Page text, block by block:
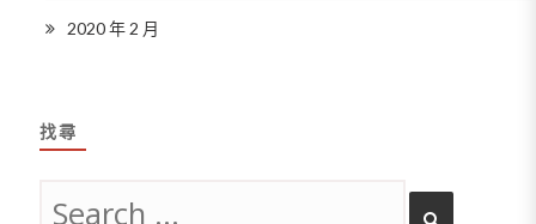
2020 年 2 月
找尋